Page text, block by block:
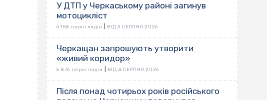
У ДТП у Черкаському районі загинув
мотоцикліст
6 158 переглядів ВІД 3 СЕРПНЯ 2026
Черкащан запрошують утворити
«живий коридор»
5 876 переглядів ВІД 4 СЕРПНЯ 2026
Після понад чотирьох років російського